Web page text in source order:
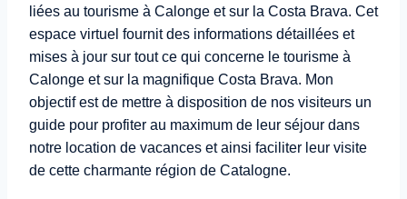
liées au tourisme à Calonge et sur la Costa Brava. Cet
espace virtuel fournit des informations détaillées et
mises à jour sur tout ce qui concerne le tourisme à
Calonge et sur la magnifique Costa Brava. Mon
objectif est de mettre à disposition de nos visiteurs un
guide pour profiter au maximum de leur séjour dans
notre location de vacances et ainsi faciliter leur visite
de cette charmante région de Catalogne.